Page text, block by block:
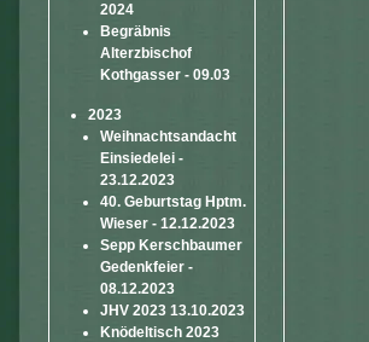
2024
Begräbnis
Alterzbischof
Kothgasser - 09.03
2023
Weihnachtsandacht
Einsiedelei -
23.12.2023
40. Geburtstag Hptm.
Wieser - 12.12.2023
Sepp Kerschbaumer
Gedenkfeier -
08.12.2023
JHV 2023 13.10.2023
Knödeltisch 2023